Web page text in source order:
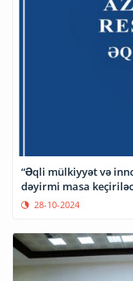
“Əqli mülkiyyət və
dəyirmi masa
28-10-2024